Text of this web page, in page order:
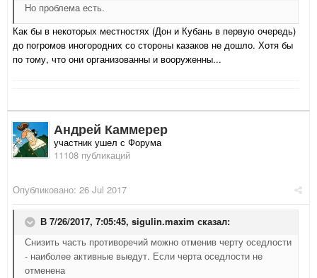
Но проблема есть.
Как бы в некоторых местностях (Дон и Кубань в первую очередь)
до погромов иногородних со стороны казаков не дошло. Хотя бы
по тому, что они организованны и вооруженны...
Андрей Каммерер
участник ушел с Форума
11108 публикаций
Опубликовано: 26 Jul 2017
В 7/26/2017, 7:05:45, sigulin.maxim сказал:
Снизить часть противоречий можно отменив черту оседлости
- наиболее активные выедут. Если черта оседлости не
отменена